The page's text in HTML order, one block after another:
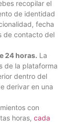
recopilar el
de identidad
fecha
de contacto del
24 horas. La
de la plataforma
dentro del
derivar en una
con
horas, cada